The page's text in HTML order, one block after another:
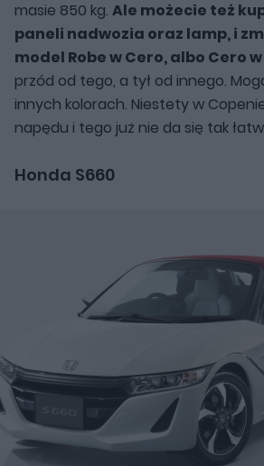
masie 850 kg. Ale możecie też
paneli nadwozia oraz lamp, i
model Robe w Cero, albo Cero w
przód od tego, a tył od innego.
innych kolorach. Niestety w
napędu i tego już nie da się tak
Honda S660